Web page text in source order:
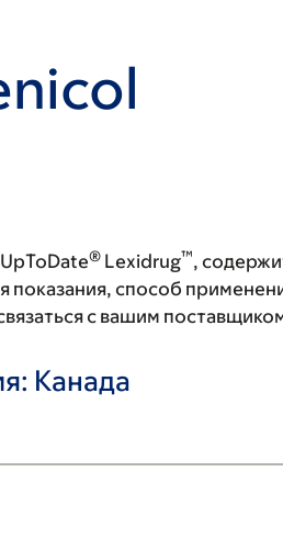
® Lexidrug™,
показания, способ
с вашим
Канада